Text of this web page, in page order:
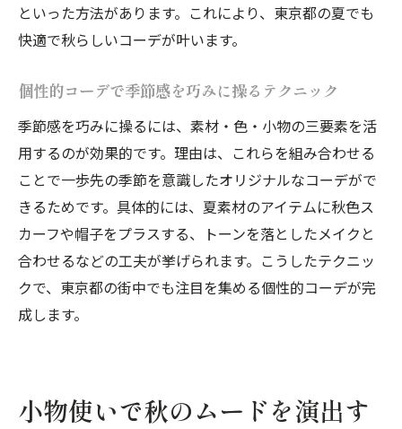
といった方法があります。これにより、東京都の夏でも
快適で秋らしいコーデが叶います。
個性的コーデで季節感を巧みに操るテクニック
季節感を巧みに操るには、素材・色・小物の三要素を活
用するのが効果的です。理由は、これらを組み合わせる
ことで一歩先の季節を意識したオリジナルなコーデがで
きるためです。具体的には、夏素材のアイテムに秋色ス
カーフや帽子をプラスする、トーンを落としたメイクと
合わせるなどの工夫が挙げられます。こうしたテクニッ
クで、東京都の街中でも注目を集める個性的コーデが完
成します。
小物使いで秋のムードを演出す